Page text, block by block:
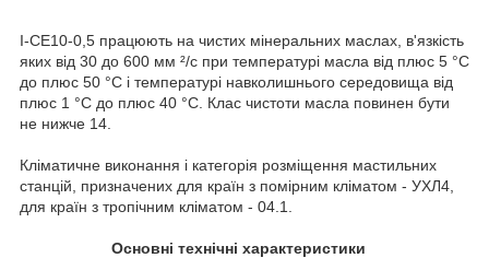
І-СЕ10-0,5 працюють на чистих мінеральних маслах, в'язкість
яких від 30 до 600 мм ²/с при температурі масла від плюс 5 °С
до плюс 50 °С і температурі навколишнього середовища від
плюс 1 °С до плюс 40 °С. Клас чистоти масла повинен бути
не нижче 14.
Кліматичне виконання і категорія розміщення мастильних
станцій, призначених для країн з помірним кліматом - УХЛ4,
для країн з тропічним кліматом - 04.1.
Основні технічні характеристики